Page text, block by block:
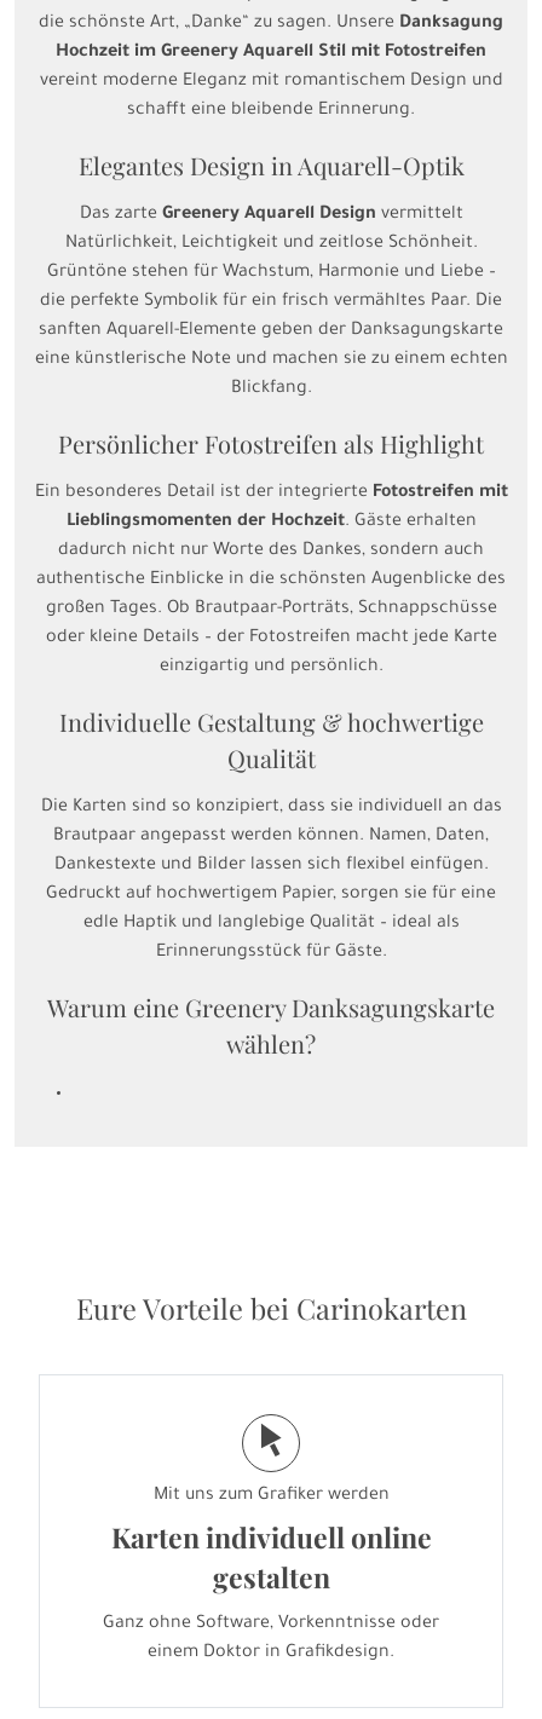
die schönste Art, „Danke“ zu sagen. Unsere Danksagung
Hochzeit im Greenery Aquarell Stil mit Fotostreifen
vereint moderne Eleganz mit romantischem Design und
schafft eine bleibende Erinnerung.
Elegantes Design in Aquarell-Optik
Das zarte Greenery Aquarell Design vermittelt
Natürlichkeit, Leichtigkeit und zeitlose Schönheit.
Grüntöne stehen für Wachstum, Harmonie und Liebe –
die perfekte Symbolik für ein frisch vermähltes Paar. Die
sanften Aquarell-Elemente geben der Danksagungskarte
eine künstlerische Note und machen sie zu einem echten
Blickfang.
Persönlicher Fotostreifen als Highlight
Ein besonderes Detail ist der integrierte Fotostreifen mit
Lieblingsmomenten der Hochzeit. Gäste erhalten
dadurch nicht nur Worte des Dankes, sondern auch
authentische Einblicke in die schönsten Augenblicke des
großen Tages. Ob Brautpaar-Porträts, Schnappschüsse
oder kleine Details – der Fotostreifen macht jede Karte
einzigartig und persönlich.
Individuelle Gestaltung & hochwertige
Qualität
Die Karten sind so konzipiert, dass sie individuell an das
Brautpaar angepasst werden können. Namen, Daten,
Dankestexte und Bilder lassen sich flexibel einfügen.
Gedruckt auf hochwertigem Papier, sorgen sie für eine
edle Haptik und langlebige Qualität – ideal als
Erinnerungsstück für Gäste.
Warum eine Greenery Danksagungskarte
wählen?
Eure Vorteile bei Carinokarten
j
Mit uns zum Grafiker werden
Karten individuell online
gestalten
Ganz ohne Software, Vorkenntnisse oder
einem Doktor in Grafikdesign.